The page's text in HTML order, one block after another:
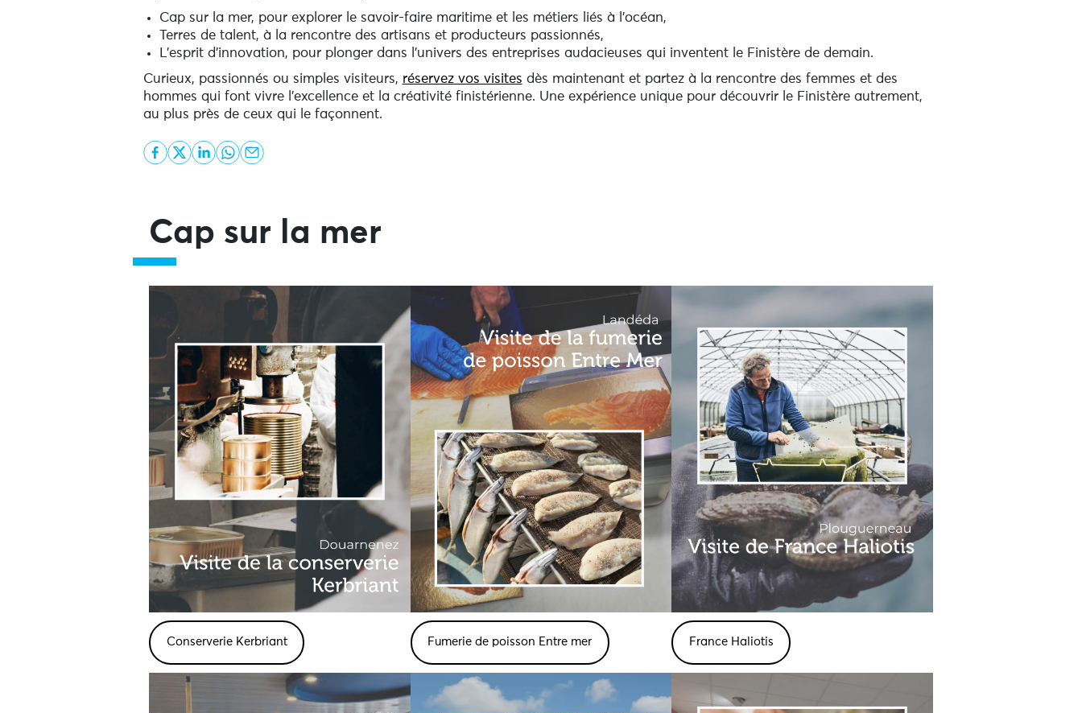
Cap sur la mer, pour explorer le savoir-faire maritime et les métiers liés à l’océan,
Terres de talent, à la rencontre des artisans et producteurs passionnés,
L’esprit d’innovation, pour plonger dans l’univers des entreprises audacieuses qui inventent le Finistère de demain.
Curieux, passionnés ou simples visiteurs, réservez vos visites dès maintenant et partez à la rencontre des femmes et des
hommes qui font vivre l’excellence et la créativité finistérienne. Une expérience unique pour découvrir le Finistère autrement,
au plus près de ceux qui le façonnent.
Cap sur la mer
Conserverie Kerbriant Fumerie de poisson Entre mer France Haliotis